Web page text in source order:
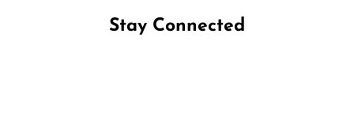
Stay Connected